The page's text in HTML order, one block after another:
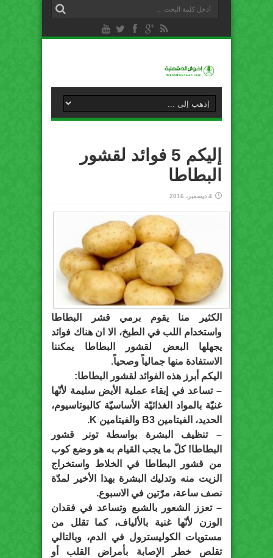
إليكم 5 فوائد لقشور
البطاطا
4 ديسمبر، 2016
الكثير منا يقوم برمي قشر البطاطا
واستخدام اللب في الطبخ، الا ان هناك فوائد
يجهلها البعض لقشور البطاطا يمكننا
الاستفادة منها جمالياً وصحياً.
اليكم أبرز هذه الفوائد لقشور البطاطا:
– تساعد في إبقاء عملية الأيض سليمة لأنّها
غنيّة بالمواد الغذائيّة الأساسيّة كالبوتاسيوم،
الحديد، الفيتامين B3 والفيتامين K.
– تنظيف البشرة بواسطة تونر قشور
البطاطا! كلّ ما يجب القيام به هو وضع كوب
من قشور البطاطا في الخلاط واستخراج
الزيت منه وتدليك البشرة بهذا الأخير لمدّة
نصف ساعة، مرّتين في الاسبوع.
– تعزز الشعور بالشبع وتساعد في فقدان
الوزن لأنّها غنية بالألياف، كما تقلل من
مستويات الكوليسترول في الدم، وبالتالي
تقلص خطر الإصابة بأمراض القلب أو